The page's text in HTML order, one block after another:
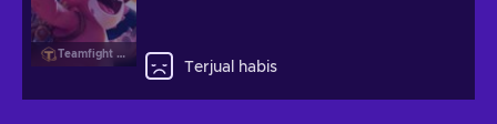
Teamfight Tactics
Terjual habis